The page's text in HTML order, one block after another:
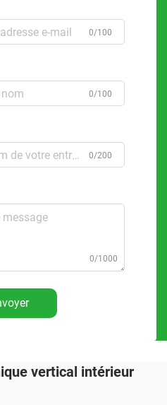
0/100
0/100
0/200
0/1000
vertical intérieur